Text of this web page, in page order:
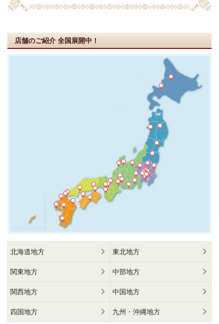
店舗のご紹介 全国展開中！
北海道地方 東北地方
関東地方 中部地方
関西地方 中国地方
四国地方 九州・沖縄地方